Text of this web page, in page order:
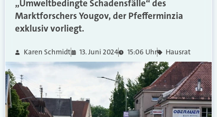
„Umweltbedingte Schadensfälle“ des
Marktforschers Yougov, der Pfefferminzia
exklusiv vorliegt.
Karen Schmidt 13. Juni 2024 15:06 Uhr Hausrat